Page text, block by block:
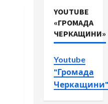
YOUTUBE
«ГРОМАДА
ЧЕРКАЩИНИ»
Youtube
"Громада
Черкащини"